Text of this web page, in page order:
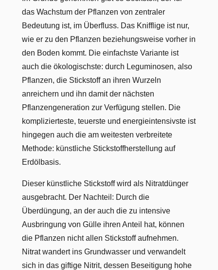
das Wachstum der Pflanzen von zentraler
Bedeutung ist, im Überfluss. Das Knifflige ist nur,
wie er zu den Pflanzen beziehungsweise vorher in
den Boden kommt. Die einfachste Variante ist
auch die ökologischste: durch Leguminosen, also
Pflanzen, die Stickstoff an ihren Wurzeln
anreichern und ihn damit der nächsten
Pflanzengeneration zur Verfügung stellen. Die
komplizierteste, teuerste und energieintensivste ist
hingegen auch die am weitesten verbreitete
Methode: künstliche Stickstoffherstellung auf
Erdölbasis.
Dieser künstliche Stickstoff wird als Nitratdünger
ausgebracht. Der Nachteil: Durch die
Überdüngung, an der auch die zu intensive
Ausbringung von Gülle ihren Anteil hat, können
die Pflanzen nicht allen Stickstoff aufnehmen.
Nitrat wandert ins Grundwasser und verwandelt
sich in das giftige Nitrit, dessen Beseitigung hohe